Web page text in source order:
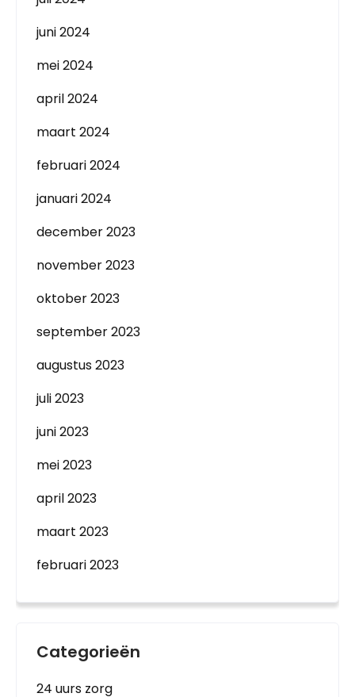
juni 2024
mei 2024
april 2024
maart 2024
februari 2024
januari 2024
december 2023
november 2023
oktober 2023
september 2023
augustus 2023
juli 2023
juni 2023
mei 2023
april 2023
maart 2023
februari 2023
Categorieën
24 uurs zorg